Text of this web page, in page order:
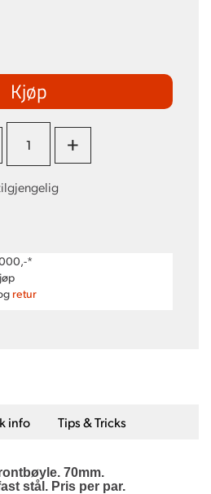
Kjøp
+
*
retur
info Tips & Tricks
70mm.
stål. Pris per par.